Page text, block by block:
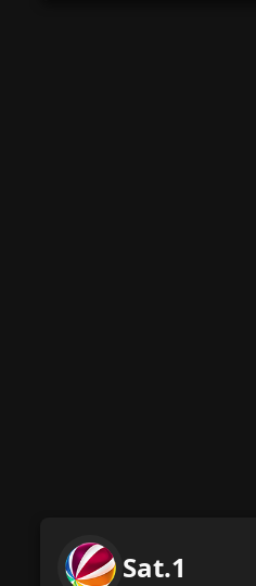
Sat.1